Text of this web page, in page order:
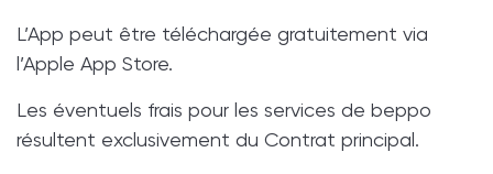
L’App peut être téléchargée gratuitement via
l’Apple App Store.
Les éventuels frais pour les services de beppo
résultent exclusivement du Contrat principal.